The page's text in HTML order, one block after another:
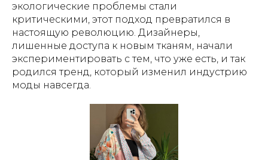
экологические проблемы стали
критическими, этот подход превратился в
настоящую революцию. Дизайнеры,
лишенные доступа к новым тканям, начали
экспериментировать с тем, что уже есть, и так
родился тренд, который изменил индустрию
моды навсегда.